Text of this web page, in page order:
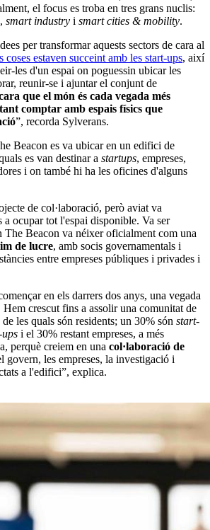
el focus es troba en tres grans nuclis:
, smart industry i smart cities & mobility.
per transformar aquests sectors de cara al
coses estaven succeint amb les start-ups, així
les d'un espai on poguessin ubicar les
reunir-se i ajuntar el conjunt de
que el món és cada vegada més
comptar amb espais físics que
”, recorda Sylverans.
Beacon es va ubicar en un edifici de
es van destinar a startups, empreses,
i on també hi ha les oficines d'alguns
de col·laboració, però aviat va
a ocupar tot l'espai disponible. Va ser
The Beacon va néixer oficialment com una
de lucre, amb socis governamentals i
entre empreses públiques i privades i
en els darrers dos anys, una vegada
Hem crescut fins a assolir una comunitat de
de les quals són residents; un 30% són start-
i el 30% restant empreses, a més
perquè creiem en una col·laboració de
govern, les empreses, la investigació i
a l'edifici”, explica.